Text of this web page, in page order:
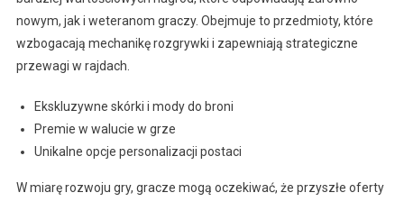
nowym, jak i weteranom graczy. Obejmuje to przedmioty, które
wzbogacają mechanikę rozgrywki i zapewniają strategiczne
przewagi w rajdach.
Ekskluzywne skórki i mody do broni
Premie w walucie w grze
Unikalne opcje personalizacji postaci
W miarę rozwoju gry, gracze mogą oczekiwać, że przyszłe oferty